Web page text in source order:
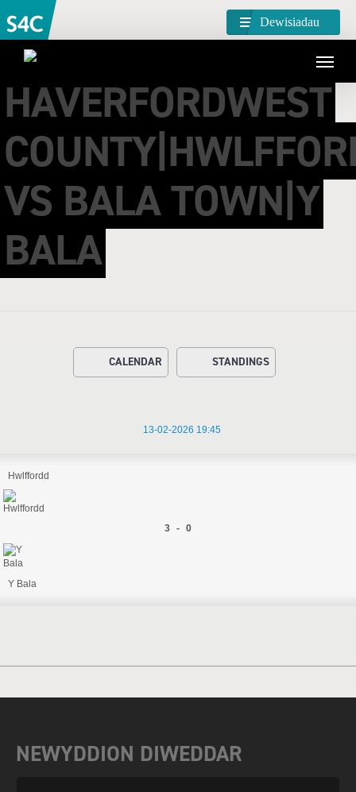
Dewisiadau
HAVERFORDWEST
VS BALA TOWN|Y
BALA
CALENDAR STANDINGS
13-02-2026 19:45
Hwlffordd
3 - 0
Y Bala
NEWYDDION DIWEDDAR